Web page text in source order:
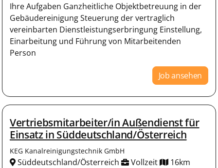
Ihre Aufgaben Ganzheitliche Objektbetreuung in der
Gebäudereinigung Steuerung der vertraglich
vereinbarten Dienstleistungserbringung Einstellung,
Einarbeitung und Führung von Mitarbeitenden
Person
Job ansehen
Vertriebsmitarbeiter/in Außendienst für
Einsatz in Süddeutschland/Österreich
KEG Kanalreinigungstechnik GmbH
Süddeutschland/Österreich Vollzeit 16km